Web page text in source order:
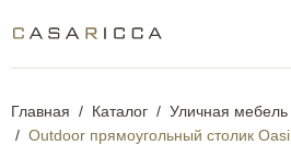
Главная Каталог Уличная мебель
Outdoor прямоугольный столик Oasi